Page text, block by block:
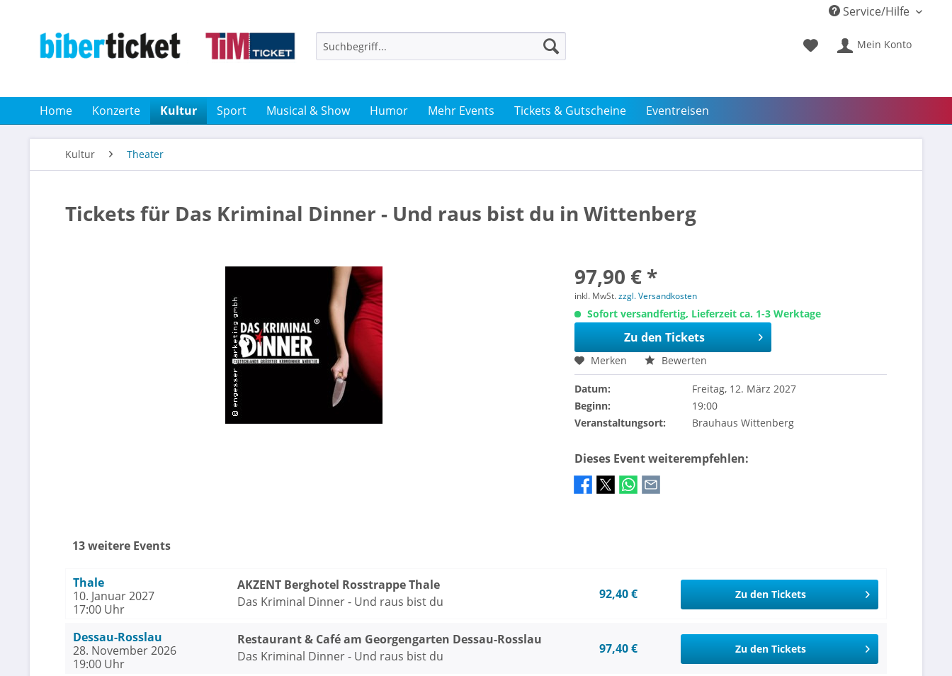
Service/Hilfe
Mein Konto
Home Konzerte Kultur Sport Musical & Show Humor Mehr Events Tickets & Gutscheine Eventreisen
Kultur Theater
Tickets für Das Kriminal Dinner - Und raus bist du in Wittenberg
97,90 € *
inkl. MwSt.zzgl. Versandkosten
Sofort versandfertig, Lieferzeit ca. 1-3 Werktage
Zu den Tickets
Merken Bewerten
Datum:
Freitag, 12. März 2027
Beginn:
19:00
Veranstaltungsort:
Brauhaus Wittenberg
Dieses Event weiterempfehlen:
13 weitere Events
Thale
10. Januar 2027
17:00 Uhr
AKZENT Berghotel Rosstrappe Thale
Das Kriminal Dinner - Und raus bist du
92,40 € Zu den Tickets
Dessau-Rosslau
28. November 2026
19:00 Uhr
Restaurant & Café am Georgengarten Dessau-Rosslau
Das Kriminal Dinner - Und raus bist du
97,40 € Zu den Tickets